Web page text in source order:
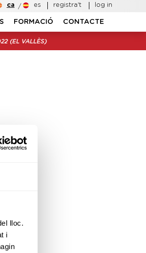
lloc.
i
ca es registra't log in
FORMACIÓ CONTACTE
(EL VALLÈS)